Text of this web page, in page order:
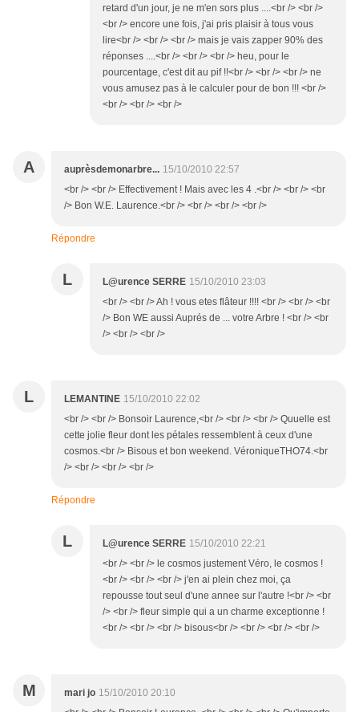
retard d'un jour, je ne m'en sors plus ....<br /> <br />
<br /> encore une fois, j'ai pris plaisir à tous vous
lire<br /> <br /> <br /> mais je vais zapper 90% des
réponses ....<br /> <br /> <br /> heu, pour le
pourcentage, c'est dit au pif !!<br /> <br /> <br /> ne
vous amusez pas à le calculer pour de bon !!! <br />
<br /> <br /> <br />
A auprèsdemonarbre... 15/10/2010 22:57
<br /> <br /> Effectivement ! Mais avec les 4 .<br /> <br /> <br
/> Bon W.E. Laurence.<br /> <br /> <br /> <br />
Répondre
L L@urence SERRE 15/10/2010 23:03
<br /> <br /> Ah ! vous etes flâteur !!!! <br /> <br /> <br
/> Bon WE aussi Auprés de ... votre Arbre ! <br /> <br
/> <br /> <br />
L LEMANTINE 15/10/2010 22:02
<br /> <br /> Bonsoir Laurence,<br /> <br /> <br /> Quuelle est
cette jolie fleur dont les pétales ressemblent à ceux d'une
cosmos.<br /> Bisous et bon weekend. VéroniqueTHO74.<br
/> <br /> <br /> <br />
Répondre
L L@urence SERRE 15/10/2010 22:21
<br /> <br /> le cosmos justement Véro, le cosmos !
<br /> <br /> <br /> j'en ai plein chez moi, ça
repousse tout seul d'une annee sur l'autre !<br /> <br
/> <br /> fleur simple qui a un charme exceptionne !
<br /> <br /> <br /> bisous<br /> <br /> <br /> <br />
M mari jo 15/10/2010 20:10